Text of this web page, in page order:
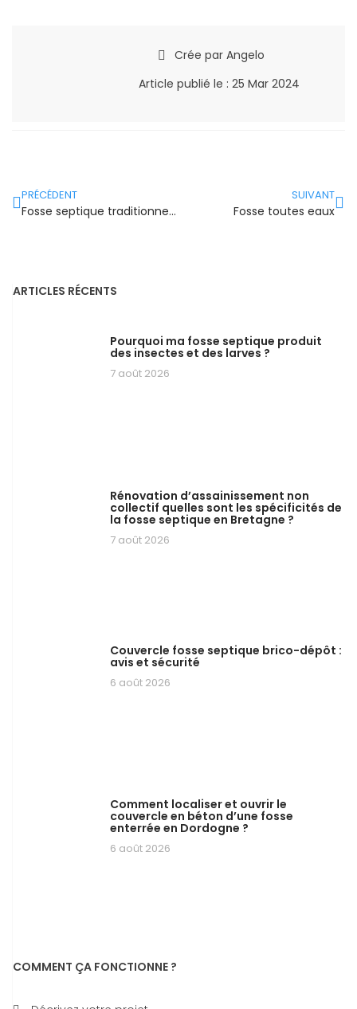
Crée parAngelo
Article publié le : 25 Mar 2024
PRÉCÉDENT
Fosse septique traditionnelle
SUIVANT
Fosse toutes eaux
ARTICLES RÉCENTS
Pourquoi ma fosse septique produit
des insectes et des larves ?
7 août 2026
Rénovation d’assainissement non
collectif quelles sont les spécificités de
la fosse septique en Bretagne ?
7 août 2026
Couvercle fosse septique brico-dépôt :
avis et sécurité
6 août 2026
Comment localiser et ouvrir le
couvercle en béton d’une fosse
enterrée en Dordogne ?
6 août 2026
COMMENT ÇA FONCTIONNE ?